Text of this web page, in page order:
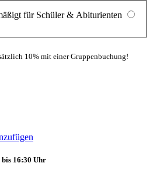
für Schüler & Abiturienten
10% mit einer Gruppenbuchung!
bis 16:30 Uhr